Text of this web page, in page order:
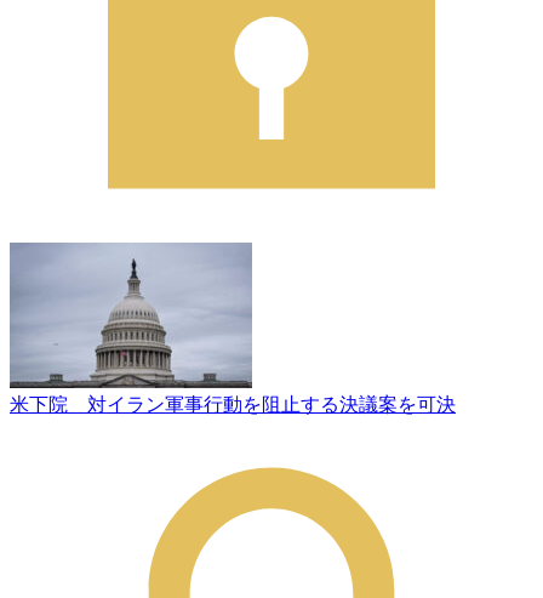
米下院 対イラン軍事行動を阻止する決議案を可決